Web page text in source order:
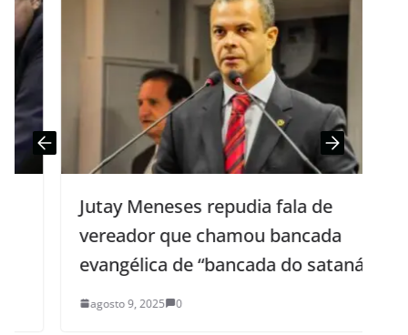
Jutay Meneses repudia fala de
vereador que chamou bancada
evangélica de “bancada do satanás”
agosto 9, 2025 0